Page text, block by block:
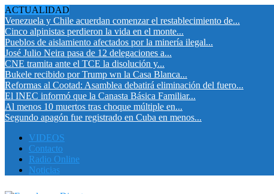
ACTUALIDAD
Venezuela y Chile acuerdan comenzar el restablecimiento de...
Cinco alpinistas perdieron la vida en el monte...
Pueblos de aislamiento afectados por la minería ilegal...
José Julio Neira pasa de 12 delegaciones a...
CNE tramita ante el TCE la disolución y...
Bukele recibido por Trump wn la Casa Blanca...
Reformas al Cootad: Asamblea debatirá eliminación del fuero...
El INEC informó que la Canasta Básica Familiar...
Al menos 10 muertos tras choque múltiple en...
Segundo apagón fue registrado en Cuba en menos...
VIDEOS
Contacto
Radio Online
Noticias